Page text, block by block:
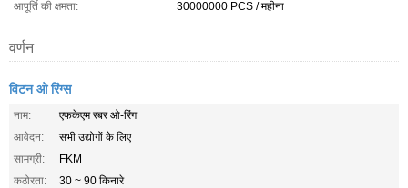
आपूर्ति की क्षमता:
30000000 PCS / महीना
वर्णन
विटन ओ रिंग्स
नाम:
एफकेएम रबर ओ-रिंग
आवेदन:
सभी उद्योगों के लिए
सामग्री:
FKM
कठोरता:
30 ~ 90 किनारे